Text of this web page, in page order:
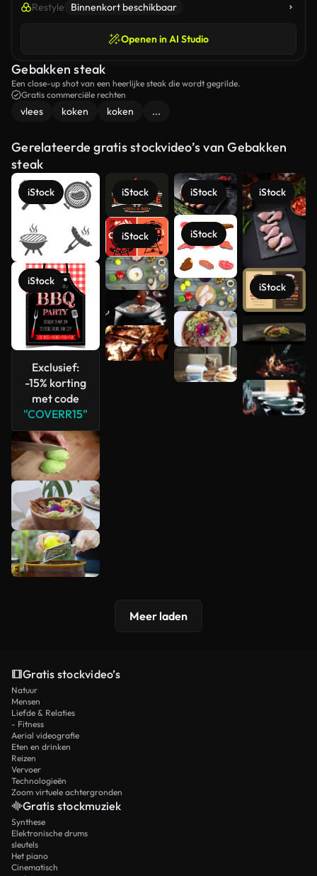
Restyle Binnenkort beschikbaar
Openen in AI Studio
Gebakken steak
Een close-up shot van een heerlijke steak die wordt gegrilde.
Gratis commerciële rechten
vlees koken koken ...
Gerelateerde gratis stockvideo’s van Gebakken
steak
iStock
iStock
Exclusief:
-15% korting
met code
"COVERR15"
iStock
iStock
iStock
iStock
iStock
iStock
Meer
bekijken
Meer laden
Gratis stockvideo’s
Natuur
Mensen
Liefde & Relaties
- Fitness
Aerial videografie
Eten en drinken
Reizen
Vervoer
Technologieën
Zoom virtuele achtergronden
Gratis stockmuziek
Synthese
Elektronische drums
sleutels
Het piano
Cinematisch